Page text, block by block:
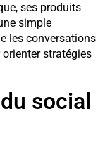
ses produits
simple
les conversations
stratégies
social